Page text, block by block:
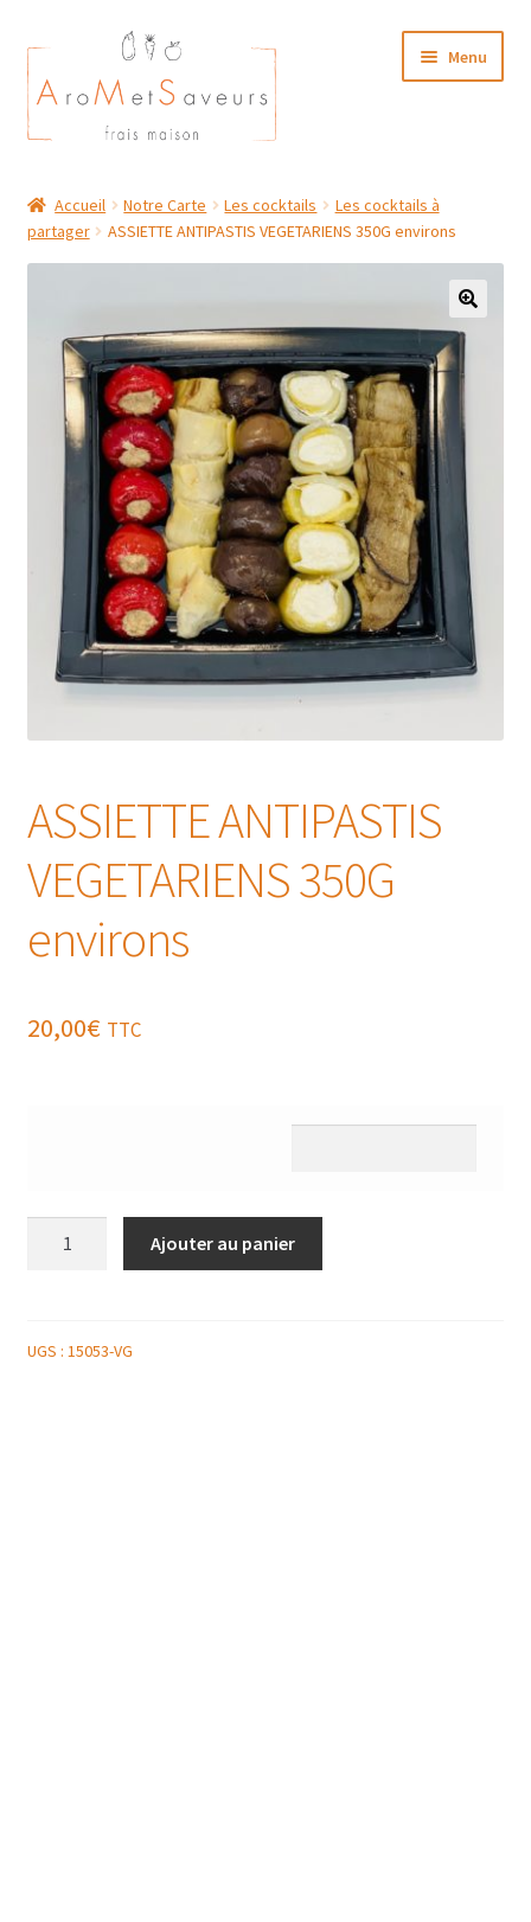
Aller
à
la
navigation
Aller
au
contenu
Menu
Plat du Jour/ Menu Week end
MON COMPTE
Accueil Notre Carte Les cocktails
Les cocktails à
partager
ASSIETTE ANTIPASTIS VEGETARIENS 350G environs
ASSIETTE ANTIPASTIS
VEGETARIENS 350G
environs
20,00€ TTC
VEGETARIENS
Ajouter au panier
UGS : 15053-VG